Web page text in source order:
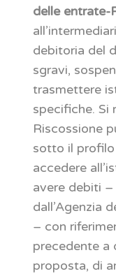
delle entrate-
debitoria del
sgravi,
trasmettere
specifiche. Si
Riscossione
sotto il
accedere
avere debiti
dall’Agenzia
– con
precedente a
proposta, di